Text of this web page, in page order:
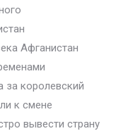
Афганистан
за королевский
к смене
вывести страну